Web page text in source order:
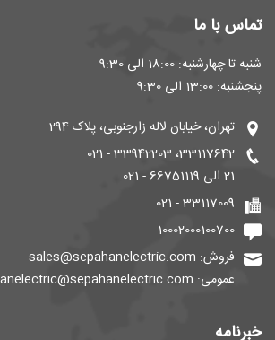
تماس با ما
شنبه تا چهارشنبه: 18:00 الی 9:30
پنجشنبه: 13:00 الی 9:30
تهران، خیابان لاله زارجنوبی، پلاک 294
33117642، 33942203 - 021
21 الی 66751119 - 021
33117009 - 021
10002000100700
فروش: sales@sepahanelectric.com
عمومی: sepahanelectric@sepahanelectric.com
خبرنامه